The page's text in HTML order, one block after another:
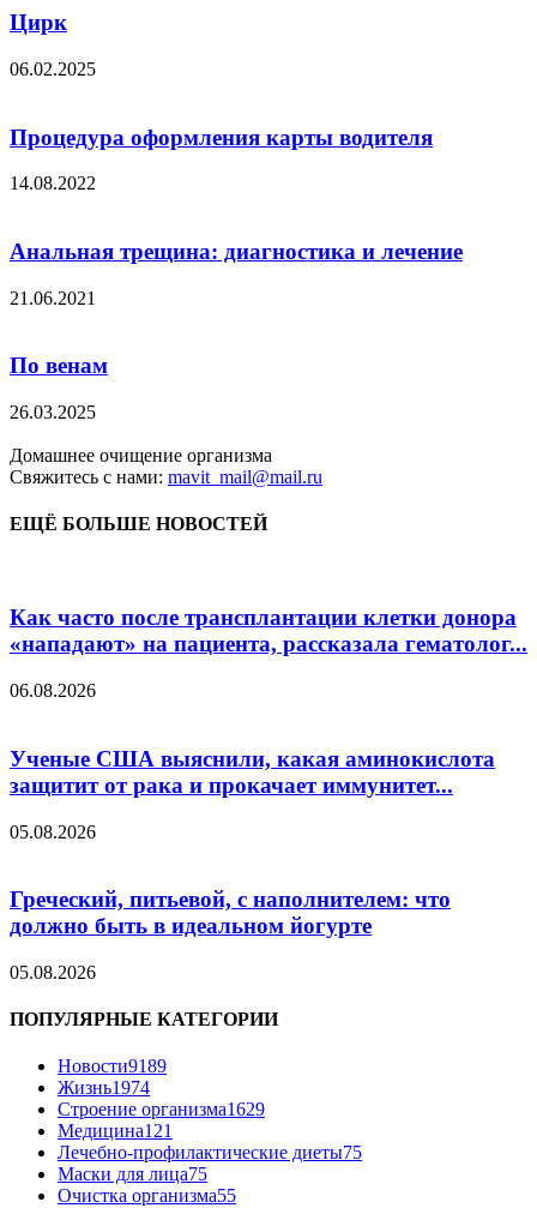
Цирк
06.02.2025
Процедура оформления карты водителя
14.08.2022
Анальная трещина: диагностика и лечение
21.06.2021
По венам
26.03.2025
Домашнее очищение организма
Свяжитесь с нами: mavit_mail@mail.ru
ЕЩЁ БОЛЬШЕ НОВОСТЕЙ
Как часто после трансплантации клетки донора
«нападают» на пациента, рассказала гематолог...
06.08.2026
Ученые США выяснили, какая аминокислота
защитит от рака и прокачает иммунитет...
05.08.2026
Греческий, питьевой, с наполнителем: что
должно быть в идеальном йогурте
05.08.2026
ПОПУЛЯРНЫЕ КАТЕГОРИИ
Новости9189
Жизнь1974
Строение организма1629
Медицина121
Лечебно-профилактические диеты75
Маски для лица75
Очистка организма55